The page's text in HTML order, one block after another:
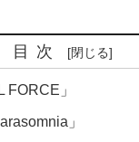
目次
FORCE」
」